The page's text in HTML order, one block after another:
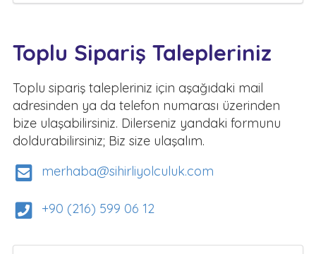
Toplu Sipariş Talepleriniz
Toplu sipariş talepleriniz için aşağıdaki mail
adresinden ya da telefon numarası üzerinden
bize ulaşabilirsiniz. Dilerseniz yandaki formunu
doldurabilirsiniz; Biz size ulaşalım.
merhaba@sihirliyolculuk.com
+90 (216) 599 06 12